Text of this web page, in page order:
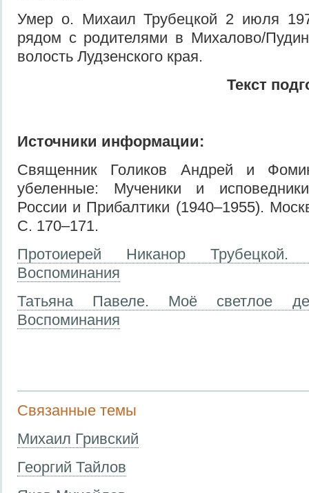
Умер о. Михаил Трубецкой 2 июля
рядом с родителями в Михалово/
волость Лудзенского края.
Текст
Источники информации:
Священник Голиков Андрей и
убеленные: Мученики и
России и Прибалтики (1940–1955).
С. 170–171.
Протоиерей Никанор
Воспоминания
Татьяна Павеле. Моё светлое
Воспоминания
Связанные темы
Михаил Гривский
Георгий Тайлов